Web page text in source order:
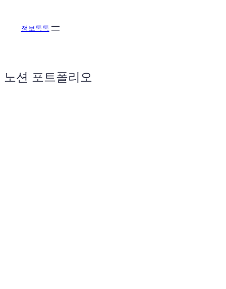
가
정보톡톡
노션 포트폴리오